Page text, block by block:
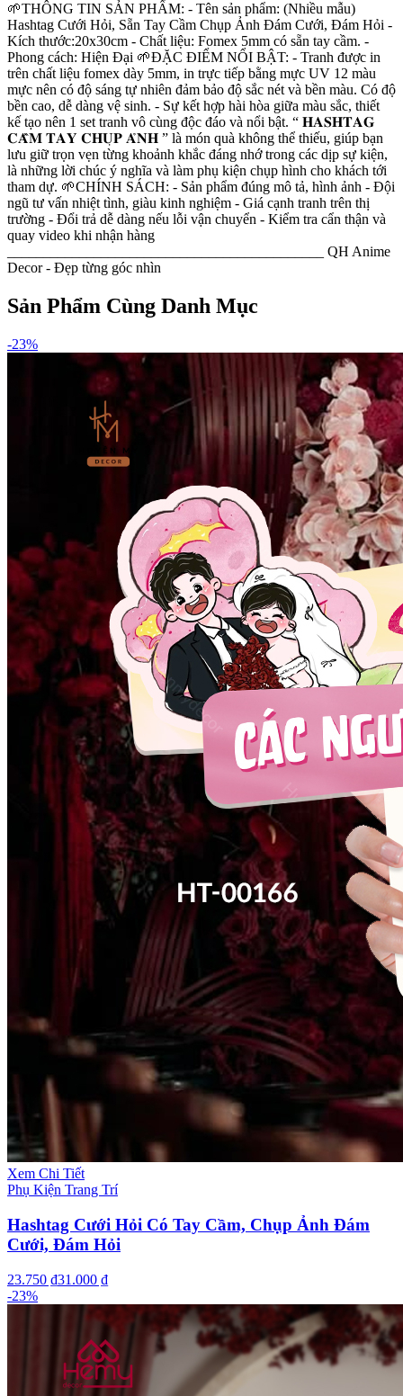
🌱THÔNG TIN SẢN PHẨM: - Tên sản phẩm: (Nhiều mẫu)
Hashtag Cưới Hỏi, Sẵn Tay Cầm Chụp Ảnh Đám Cưới, Đám Hỏi -
Kích thước:20x30cm - Chất liệu: Fomex 5mm có sẵn tay cầm. -
Phong cách: Hiện Đại 🌱ĐẶC ĐIỂM NỔI BẬT: - Tranh được in
trên chất liệu fomex dày 5mm, in trực tiếp bằng mực UV 12 màu
mực nên có độ sáng tự nhiên đảm bảo độ sắc nét và bền màu. Có độ
bền cao, dễ dàng vệ sinh. - Sự kết hợp hài hòa giữa màu sắc, thiết
kế tạo nên 1 set tranh vô cùng độc đáo và nổi bật. “ 𝐇𝐀𝐒𝐇𝐓𝐀𝐆
𝐂𝐀̂̀𝐌 𝐓𝐀𝐘 𝐂𝐇𝐔̣𝐏 𝐀̉𝐍𝐇 ” là món quà không thể thiếu, giúp bạn
lưu giữ trọn vẹn từng khoảnh khắc đáng nhớ trong các dịp sự kiện,
là những lời chúc ý nghĩa và làm phụ kiện chụp hình cho khách tới
tham dự. 🌱CHÍNH SÁCH: - Sản phẩm đúng mô tả, hình ảnh - Đội
ngũ tư vấn nhiệt tình, giàu kinh nghiệm - Giá cạnh tranh trên thị
trường - Đổi trả dễ dàng nếu lỗi vận chuyển - Kiểm tra cẩn thận và
quay video khi nhận hàng
____________________________________________ QH Anime
Decor - Đẹp từng góc nhìn
Sản Phẩm Cùng Danh Mục
-23%
Xem Chi Tiết
Phụ Kiện Trang Trí
Hashtag Cưới Hỏi Có Tay Cầm, Chụp Ảnh Đám
Cưới, Đám Hỏi
23.750 ₫31.000 ₫
-23%